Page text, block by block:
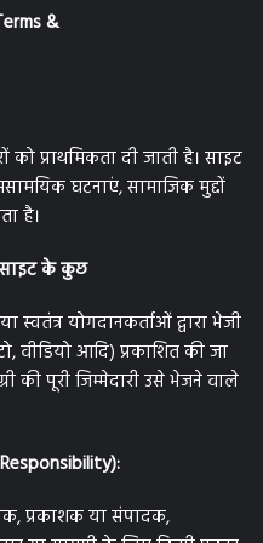
&
प्राथमिकता दी जाती है। साइट
घटनाएं, सामाजिक मुद्दों
है।
के कुछ
योगदानकर्ताओं द्वारा भेजी
वीडियो आदि) प्रकाशित की जा
की पूरी जिम्मेदारी उसे भेजने वाले
प्रकाशक या संपादक,